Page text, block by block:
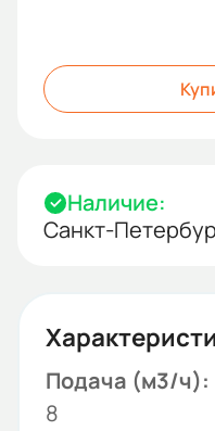
Наличие:
Санкт-
Подача (м3/ч):
8